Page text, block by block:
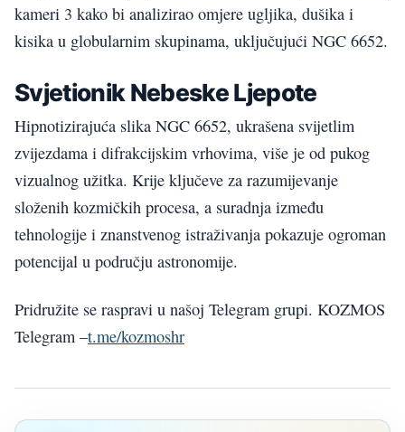
kameri 3 kako bi analizirao omjere ugljika, dušika i
kisika u globularnim skupinama, uključujući NGC 6652.
Svjetionik Nebeske Ljepote
Hipnotizirajuća slika NGC 6652, ukrašena svijetlim
zvijezdama i difrakcijskim vrhovima, više je od pukog
vizualnog užitka. Krije ključeve za razumijevanje
složenih kozmičkih procesa, a suradnja između
tehnologije i znanstvenog istraživanja pokazuje ogroman
potencijal u području astronomije.
Pridružite se raspravi u našoj Telegram grupi. KOZMOS
Telegram –t.me/kozmoshr